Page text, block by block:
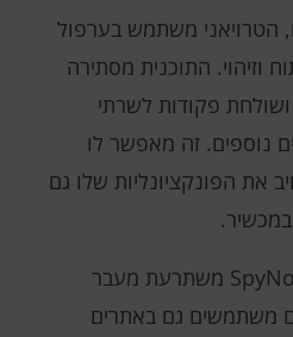
הטרויאני משתמש בערפול
התוכנית מסתירה
פקודות לשרתי
נוספים. זה מאפשר לו
את הפונקציונליות שלו גם
הפעילות הזדונית של SpyNote משתרעת מעבר
משתמשים גם באתרים